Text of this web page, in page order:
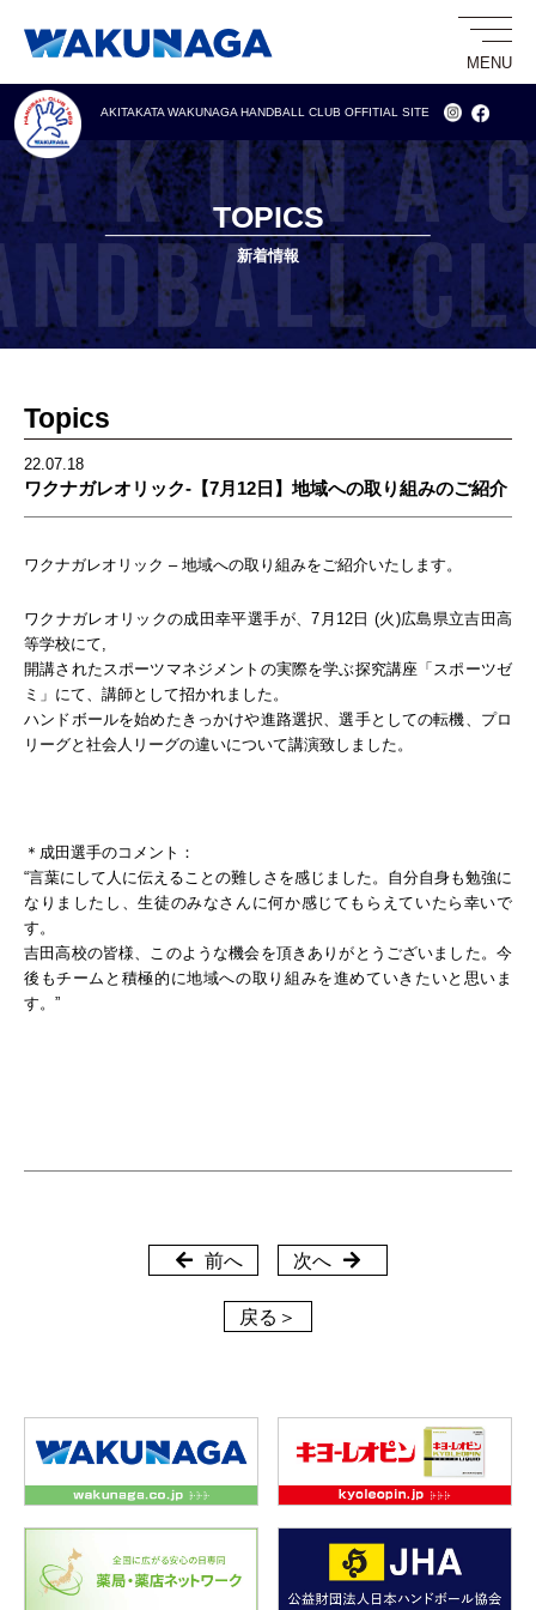
AKITAKATA WAKUNAGA HANDBALL CLUB OFFITIAL SITE
TOPICS
新着情報
Topics
22.07.18
ワクナガレオリック‐【7月12日】地域への取り組みのご紹介
ワクナガレオリック – 地域への取り組みをご紹介いたします。
ワクナガレオリックの成田幸平選手が、7月12日 (火)広島県立吉田高
等学校にて,
開講されたスポーツマネジメントの実際を学ぶ探究講座「スポーツゼ
ミ」にて、講師として招かれました。
ハンドボールを始めたきっかけや進路選択、選手としての転機、プロ
リーグと社会人リーグの違いについて講演致しました。
＊成田選手のコメント：
“言葉にして人に伝えることの難しさを感じました。自分自身も勉強に
なりましたし、生徒のみなさんに何か感じてもらえていたら幸いで
す。
吉田高校の皆様、このような機会を頂きありがとうございました。今
後もチームと積極的に地域への取り組みを進めていきたいと思いま
す。”
前へ 次へ
戻る＞